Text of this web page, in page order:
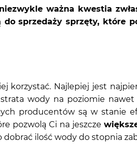
ważna kwestia
sprzedaży sprzęty, które
korzystać. Najlepiej jest
wody na poziomie
producentów są w stanie
pozwolą Ci na jeszcze
ilość wody do stopnia